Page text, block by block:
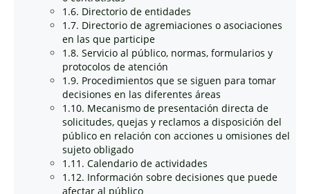
1.6. Directorio de entidades
1.7. Directorio de agremiaciones o asociaciones
en las que participe
1.8. Servicio al público, normas, formularios y
protocolos de atención
1.9. Procedimientos que se siguen para tomar
decisiones en las diferentes áreas
1.10. Mecanismo de presentación directa de
solicitudes, quejas y reclamos a disposición del
público en relación con acciones u omisiones del
sujeto obligado
1.11. Calendario de actividades
1.12. Información sobre decisiones que puede
afectar al público